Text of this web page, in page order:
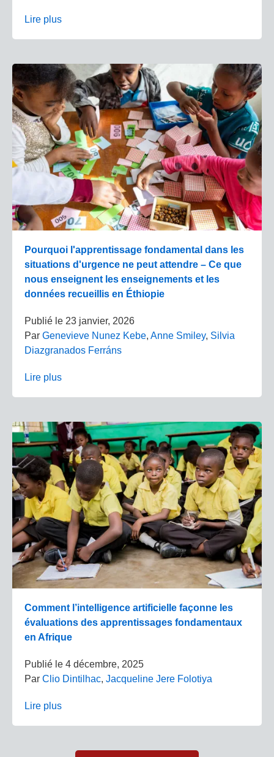
Lire plus
Pourquoi l'apprentissage fondamental dans les
situations d'urgence ne peut attendre – Ce que
nous enseignent les enseignements et les
données recueillis en Éthiopie
Publié le 23 janvier, 2026
Par Genevieve Nunez Kebe, Anne Smiley, Silvia
Diazgranados Ferráns
Lire plus
Comment l’intelligence artificielle façonne les
évaluations des apprentissages fondamentaux
en Afrique
Publié le 4 décembre, 2025
Par Clio Dintilhac, Jacqueline Jere Folotiya
Lire plus